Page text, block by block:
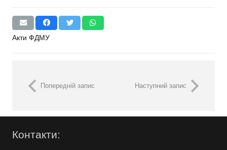
Акти ФДМУ
Попередній запис Наступний запис
Контакти: